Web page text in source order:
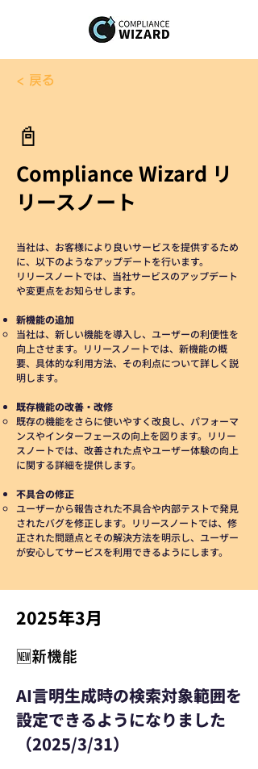
📓
Compliance Wizard リ
リースノート
当社は、お客様により良いサービスを提供するため
に、以下のようなアップデートを行います。
リリースノートでは、当社サービスのアップデート
や変更点をお知らせします。
新機能の追加
当社は、新しい機能を導入し、ユーザーの利便性を
向上させます。リリースノートでは、新機能の概
要、具体的な利用方法、その利点について詳しく説
明します。
既存機能の改善・改修
既存の機能をさらに使いやすく改良し、パフォーマ
ンスやインターフェースの向上を図ります。リリー
スノートでは、改善された点やユーザー体験の向上
に関する詳細を提供します。
不具合の修正
ユーザーから報告された不具合や内部テストで発見
されたバグを修正します。リリースノートでは、修
正された問題点とその解決方法を明示し、ユーザー
が安心してサービスを利用できるようにします。
< 戻る
2025年3月
🆕新機能
AI言明生成時の検索対象範囲を
設定できるようになりました
（2025/3/31）